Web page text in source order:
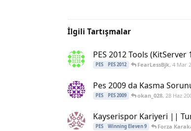
İlgili Tartışmalar
PES 2012 Tools
PES PES 2012 FearLessBjk, 4 Mar
Pes 2009 da Kasma
PES PES 2009 okan_028, 28 Haz
Kayserispor Kariyeri ||
PES Winning Eleven 9 Forza